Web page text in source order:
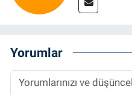
Yorumlar